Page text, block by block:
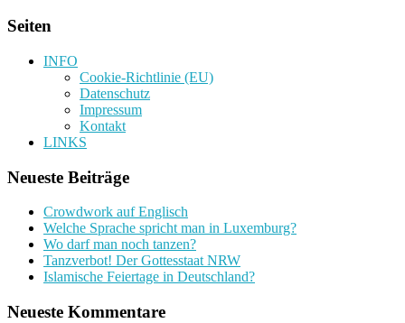
Seiten
INFO
Cookie-Richtlinie (EU)
Datenschutz
Impressum
Kontakt
LINKS
Neueste Beiträge
Crowdwork auf Englisch
Welche Sprache spricht man in Luxemburg?
Wo darf man noch tanzen?
Tanzverbot! Der Gottesstaat NRW
Islamische Feiertage in Deutschland?
Neueste Kommentare